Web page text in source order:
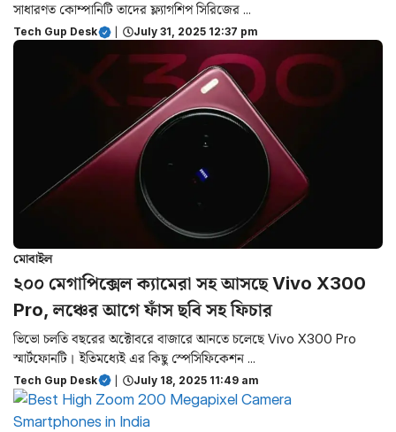
সাধারণত কোম্পানিটি তাদের ফ্ল্যাগশিপ সিরিজের ...
Tech Gup Desk July 31, 2025 12:37 pm
মোবাইল
২০০ মেগাপিক্সেল ক্যামেরা সহ আসছে Vivo X300
Pro, লঞ্চের আগে ফাঁস ছবি সহ ফিচার
ভিভো চলতি বছরের অক্টোবরে বাজারে আনতে চলেছে Vivo X300 Pro
স্মার্টফোনটি। ইতিমধ্যেই এর কিছু স্পেসিফিকেশন ...
Tech Gup Desk | July 18, 2025 11:49 am